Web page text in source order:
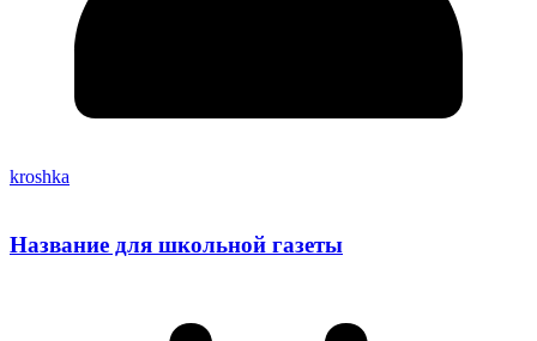
kroshka
Название для школьной газеты